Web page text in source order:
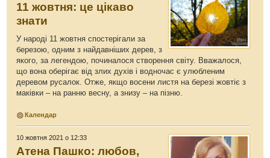
11 жовтня: це цікаво
знати
У народі 11 жовтня спостерігали за
березою, одним з найдавніших дерев, з
якого, за легендою, починалося створення світу. Вважалося,
що вона оберігає від злих духів і водночас є улюбленим
деревом русалок. Отже, якщо восени листя на березі жовтіє з
маківки – на ранню весну, а знизу – на пізню.
Календар
10 жовтня 2021 о 12:33
Атена Пашко: любов,